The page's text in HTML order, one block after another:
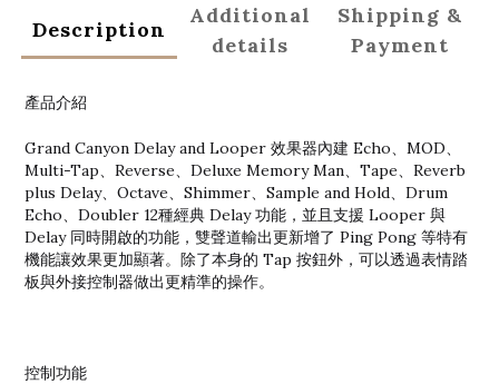
Description
Additional
details
Shipping &
Payment
產品介紹
Grand Canyon Delay and Looper 效果器內建 Echo、MOD、
Multi-Tap、Reverse、Deluxe Memory Man、Tape、Reverb
plus Delay、Octave、Shimmer、Sample and Hold、Drum
Echo、Doubler 12種經典 Delay 功能，並且支援 Looper 與
Delay 同時開啟的功能，雙聲道輸出更新增了 Ping Pong 等特有
機能讓效果更加顯著。除了本身的 Tap 按鈕外，可以透過表情踏
板與外接控制器做出更精準的操作。
控制功能